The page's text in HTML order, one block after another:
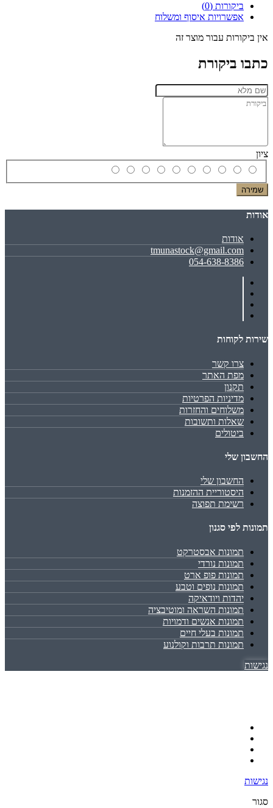
ביקורות (0)
אפשרויות איסוף ומשלוח
אין ביקורות עבור מוצר זה
כתבו ביקורת
ציון
שמירה
אודות
אודות
tmunastock@gmail.com
054-638-8386
שירות לקוחות
צרו קשר
מפת האתר
תקנון
מדיניות הפרטיות
משלוחים והחזרות
שאלות ותשובות
ביטולים
החשבון שלי
החשבון שלי
היסטוריית ההזמנות
רשימת תפוצה
תמונות לפי סגנון
תמונות אבסטרקט
תמונות נורדי
תמונות פופ ארט
תמונות נופים וטבע
יהדות ויודאיקה
תמונות השראה ומוטיבציה
תמונות אנשים ודמויות
תמונות בעלי חיים
תמונות תרבות וקולנוע
נגישות
נגישות
סגור